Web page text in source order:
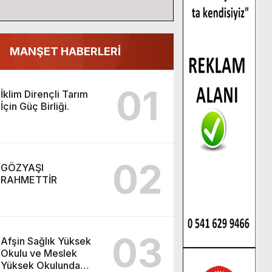
MANŞET HABERLERİ
İklim Dirençli Tarım
İçin Güç Birliği.
01
GÖZYAŞI
RAHMETTİR
02
Afşin Sağlık Yüksek
Okulu ve Meslek
Yüksek Okulunda
03